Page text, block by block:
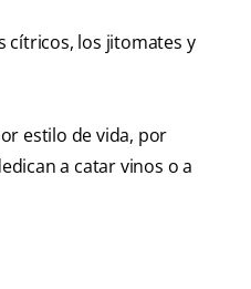
cítricos, los jitomates y
estilo de vida, por
a catar vinos o a